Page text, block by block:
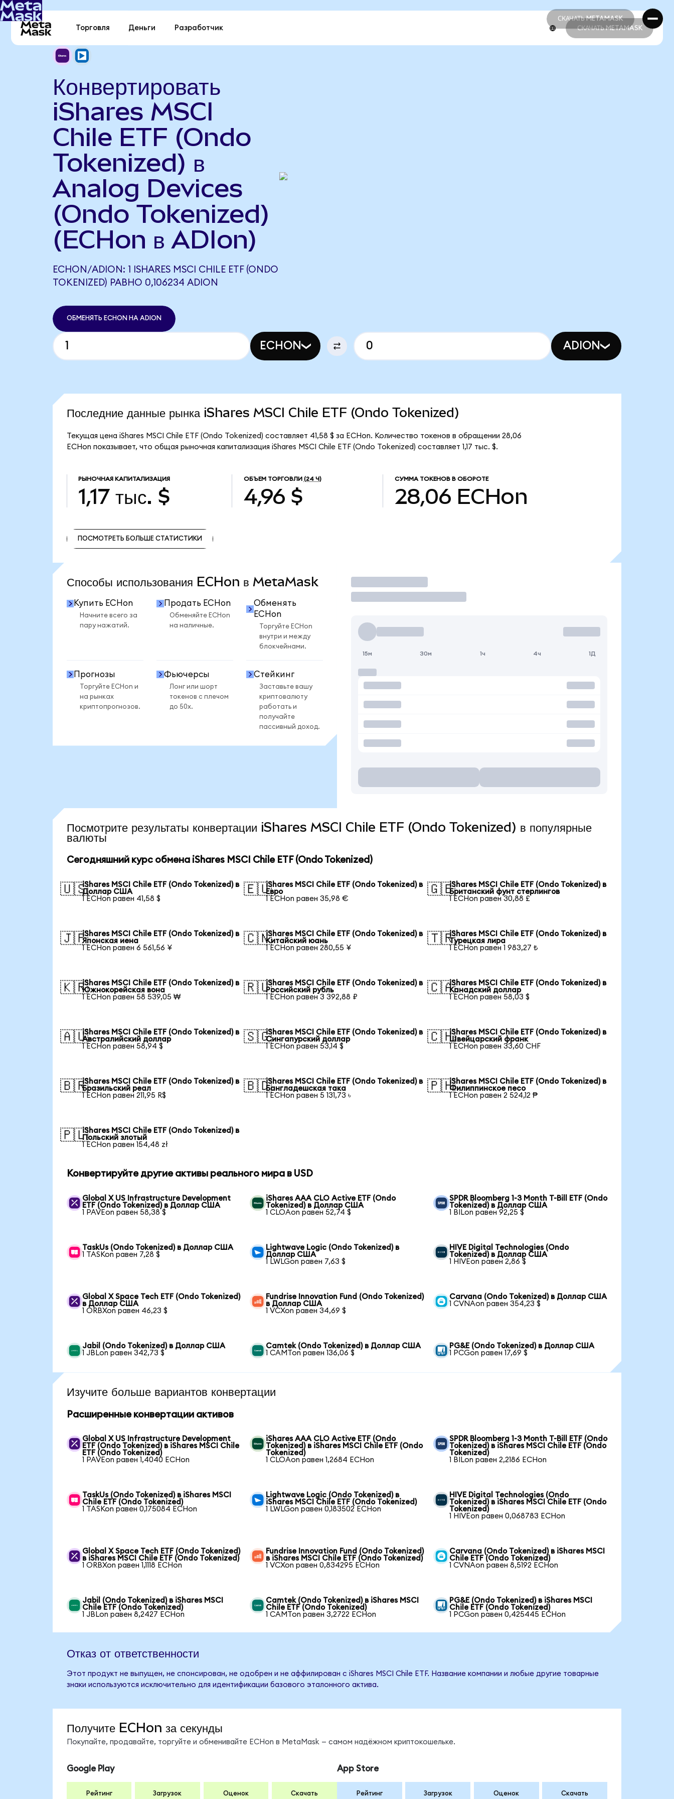
СКАЧАТЬ METAMASK
СКАЧАТЬ METAMASK
Торговля Деньги Разработчик СКАЧАТЬ METAMASK
Конвертировать
iShares MSCI
Chile ETF (Ondo
Tokenized) в
Analog Devices
(Ondo Tokenized)
(ECHon в ADIon)
ECHON/ADION: 1 ISHARES MSCI CHILE ETF (ONDO
TOKENIZED) РАВНО 0,106234 ADION
ОБМЕНЯТЬ ECHON НА ADION
ECHON ADION
Последние данные рынка iShares MSCI Chile ETF (Ondo Tokenized)
Текущая цена iShares MSCI Chile ETF (Ondo Tokenized) составляет 41,58 $ за ECHon. Количество токенов в обращении 28,06
ECHon показывает, что общая рыночная капитализация iShares MSCI Chile ETF (Ondo Tokenized) составляет 1,17 тыс. $.
РЫНОЧНАЯ КАПИТАЛИЗАЦИЯ
1,17 тыс. $
ОБЪЕМ ТОРГОВЛИ (24 Ч)
4,96 $
СУММА ТОКЕНОВ В ОБОРОТЕ
28,06 ECHon
ПОСМОТРЕТЬ БОЛЬШЕ СТАТИСТИКИ
Способы использования ECHon в MetaMask
Купить ECHon
Начните всего за
пару нажатий.
Продать ECHon
Обменяйте ECHon
на наличные.
Обменять
ECHon
Торгуйте ECHon
внутри и между
блокчейнами.
Прогнозы
Торгуйте ECHon и
на рынках
криптопрогнозов.
Фьючерсы
Лонг или шорт
токенов с плечом
до 50x.
Стейкинг
Заставьте вашу
криптовалюту
работать и
получайте
пассивный доход.
Торговать
15м 30м 1ч 4ч 1Д
Посмотрите результаты конвертации iShares MSCI Chile ETF (Ondo Tokenized) в популярные
валюты
Сегодняшний курс обмена iShares MSCI Chile ETF (Ondo Tokenized)
🇺🇸iShares MSCI Chile ETF (Ondo Tokenized) в
Доллар США
1 ECHon равен 41,58 $
🇪🇺iShares MSCI Chile ETF (Ondo Tokenized) в
Евро
1 ECHon равен 35,98 €
🇬🇧iShares MSCI Chile ETF (Ondo Tokenized) в
Британский фунт стерлингов
1 ECHon равен 30,88 £
🇯🇵iShares MSCI Chile ETF (Ondo Tokenized) в
Японская иена
1 ECHon равен 6 561,56 ¥
🇨🇳iShares MSCI Chile ETF (Ondo Tokenized) в
Китайский юань
1 ECHon равен 280,55 ¥
🇹🇷iShares MSCI Chile ETF (Ondo Tokenized) в
Турецкая лира
1 ECHon равен 1 983,27 ₺
🇰🇷iShares MSCI Chile ETF (Ondo Tokenized) в
Южнокорейская вона
1 ECHon равен 58 539,05 ₩
🇷🇺iShares MSCI Chile ETF (Ondo Tokenized) в
Российский рубль
1 ECHon равен 3 392,88 ₽
🇨🇦iShares MSCI Chile ETF (Ondo Tokenized) в
Канадский доллар
1 ECHon равен 58,03 $
🇦🇺iShares MSCI Chile ETF (Ondo Tokenized) в
Австралийский доллар
1 ECHon равен 58,94 $
🇸🇬iShares MSCI Chile ETF (Ondo Tokenized) в
Сингапурский доллар
1 ECHon равен 53,14 $
🇨🇭iShares MSCI Chile ETF (Ondo Tokenized) в
Швейцарский франк
1 ECHon равен 33,60 CHF
🇧🇷iShares MSCI Chile ETF (Ondo Tokenized) в
Бразильский реал
1 ECHon равен 211,95 R$
🇧🇩iShares MSCI Chile ETF (Ondo Tokenized) в
Бангладешская така
1 ECHon равен 5 131,73 ৳
🇵🇭iShares MSCI Chile ETF (Ondo Tokenized) в
Филиппинское песо
1 ECHon равен 2 524,12 ₱
🇵🇱iShares MSCI Chile ETF (Ondo Tokenized) в
Польский злотый
1 ECHon равен 154,48 zł
Конвертируйте другие активы реального мира в USD
Global X US Infrastructure Development
ETF (Ondo Tokenized) в Доллар США
1 PAVEon равен 58,38 $
iShares AAA CLO Active ETF (Ondo
Tokenized) в Доллар США
1 CLOAon равен 52,74 $
SPDR Bloomberg 1-3 Month T-Bill ETF (Ondo
Tokenized) в Доллар США
1 BILon равен 92,25 $
TaskUs (Ondo Tokenized) в Доллар США
1 TASKon равен 7,28 $
Lightwave Logic (Ondo Tokenized) в
Доллар США
1 LWLGon равен 7,63 $
HIVE Digital Technologies (Ondo
Tokenized) в Доллар США
1 HIVEon равен 2,86 $
Global X Space Tech ETF (Ondo Tokenized)
в Доллар США
1 ORBXon равен 46,23 $
Fundrise Innovation Fund (Ondo Tokenized)
в Доллар США
1 VCXon равен 34,69 $
Carvana (Ondo Tokenized) в Доллар США
1 CVNAon равен 354,23 $
Jabil (Ondo Tokenized) в Доллар США
1 JBLon равен 342,73 $
Camtek (Ondo Tokenized) в Доллар США
1 CAMTon равен 136,06 $
PG&E (Ondo Tokenized) в Доллар США
1 PCGon равен 17,69 $
Изучите больше вариантов конвертации
Расширенные конвертации активов
Global X US Infrastructure Development
ETF (Ondo Tokenized) в iShares MSCI Chile
ETF (Ondo Tokenized)
1 PAVEon равен 1,4040 ECHon
iShares AAA CLO Active ETF (Ondo
Tokenized) в iShares MSCI Chile ETF (Ondo
Tokenized)
1 CLOAon равен 1,2684 ECHon
SPDR Bloomberg 1-3 Month T-Bill ETF (Ondo
Tokenized) в iShares MSCI Chile ETF (Ondo
Tokenized)
1 BILon равен 2,2186 ECHon
TaskUs (Ondo Tokenized) в iShares MSCI
Chile ETF (Ondo Tokenized)
1 TASKon равен 0,175084 ECHon
Lightwave Logic (Ondo Tokenized) в
iShares MSCI Chile ETF (Ondo Tokenized)
1 LWLGon равен 0,183502 ECHon
HIVE Digital Technologies (Ondo
Tokenized) в iShares MSCI Chile ETF (Ondo
Tokenized)
1 HIVEon равен 0,068783 ECHon
Global X Space Tech ETF (Ondo Tokenized)
в iShares MSCI Chile ETF (Ondo Tokenized)
1 ORBXon равен 1,1118 ECHon
Fundrise Innovation Fund (Ondo Tokenized)
в iShares MSCI Chile ETF (Ondo Tokenized)
1 VCXon равен 0,834295 ECHon
Carvana (Ondo Tokenized) в iShares MSCI
Chile ETF (Ondo Tokenized)
1 CVNAon равен 8,5192 ECHon
Jabil (Ondo Tokenized) в iShares MSCI
Chile ETF (Ondo Tokenized)
1 JBLon равен 8,2427 ECHon
Camtek (Ondo Tokenized) в iShares MSCI
Chile ETF (Ondo Tokenized)
1 CAMTon равен 3,2722 ECHon
PG&E (Ondo Tokenized) в iShares MSCI
Chile ETF (Ondo Tokenized)
1 PCGon равен 0,425445 ECHon
Отказ от ответственности
Этот продукт не выпущен, не спонсирован, не одобрен и не аффилирован с iShares MSCI Chile ETF. Название компании и любые другие товарные
знаки используются исключительно для идентификации базового эталонного актива.
Получите ECHon за секунды
Покупайте, продавайте, торгуйте и обменивайте ECHon в MetaMask — самом надёжном криптокошельке.
Google Play
Рейтинг Загрузок Оценок Скачать
App Store
Рейтинг Загрузок Оценок Скачать